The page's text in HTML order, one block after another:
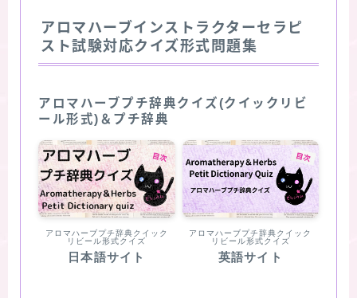
アロマハーブインストラクターセラピ
スト試験対応クイズ形式問題集
アロマハーブプチ辞典クイズ(クイックリビ
ール形式)＆プチ辞典
アロマハーブプチ辞典クイック
リビール形式クイズ
日本語サイト
アロマハーブプチ辞典クイック
リビール形式クイズ
英語サイト